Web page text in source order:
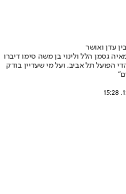
עדן ואושר
גסמן הלל ולינוי בן משה סימו דיברו
הפועל תל אביב, ועל מי שעדיין בודק